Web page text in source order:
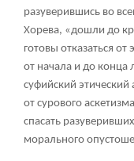
разуверившись во
Хорева, «дошли до
готовы отказаться
от начала и до
суфийский этический
от сурового
спасать
морального